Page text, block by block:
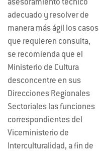
asesoramiento técnico
adecuado y resolver de
manera más ágil los casos
que requieren consulta,
se recomienda que el
Ministerio de Cultura
desconcentre en sus
Direcciones Regionales
Sectoriales las funciones
correspondientes del
Viceministerio de
Interculturalidad, a fin de